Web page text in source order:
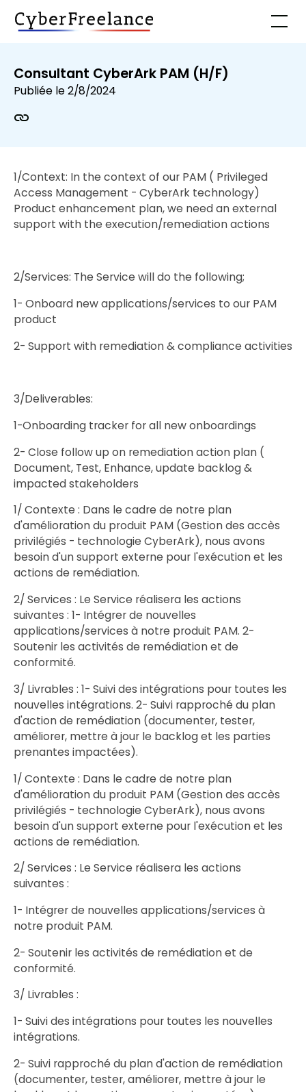
Consultant CyberArk PAM (H/F)
Publiée le2/8/2024
1/Context: In the context of our PAM ( Privileged
Access Management - CyberArk technology)
Product enhancement plan, we need an external
support with the execution/remediation actions
2/Services: The Service will do the following;
1- Onboard new applications/services to our PAM
product
2- Support with remediation & compliance activities
3/Deliverables:
1-Onboarding tracker for all new onboardings
2- Close follow up on remediation action plan (
Document, Test, Enhance, update backlog &
impacted stakeholders
1/ Contexte : Dans le cadre de notre plan
d'amélioration du produit PAM (Gestion des accès
privilégiés - technologie CyberArk), nous avons
besoin d'un support externe pour l'exécution et les
actions de remédiation.
2/ Services : Le Service réalisera les actions
suivantes : 1- Intégrer de nouvelles
applications/services à notre produit PAM. 2-
Soutenir les activités de remédiation et de
conformité.
3/ Livrables : 1- Suivi des intégrations pour toutes les
nouvelles intégrations. 2- Suivi rapproché du plan
d'action de remédiation (documenter, tester,
améliorer, mettre à jour le backlog et les parties
prenantes impactées).
1/ Contexte : Dans le cadre de notre plan
d'amélioration du produit PAM (Gestion des accès
privilégiés - technologie CyberArk), nous avons
besoin d'un support externe pour l'exécution et les
actions de remédiation.
2/ Services : Le Service réalisera les actions
suivantes :
1- Intégrer de nouvelles applications/services à
notre produit PAM.
2- Soutenir les activités de remédiation et de
conformité.
3/ Livrables :
1- Suivi des intégrations pour toutes les nouvelles
intégrations.
2- Suivi rapproché du plan d'action de remédiation
(documenter, tester, améliorer, mettre à jour le